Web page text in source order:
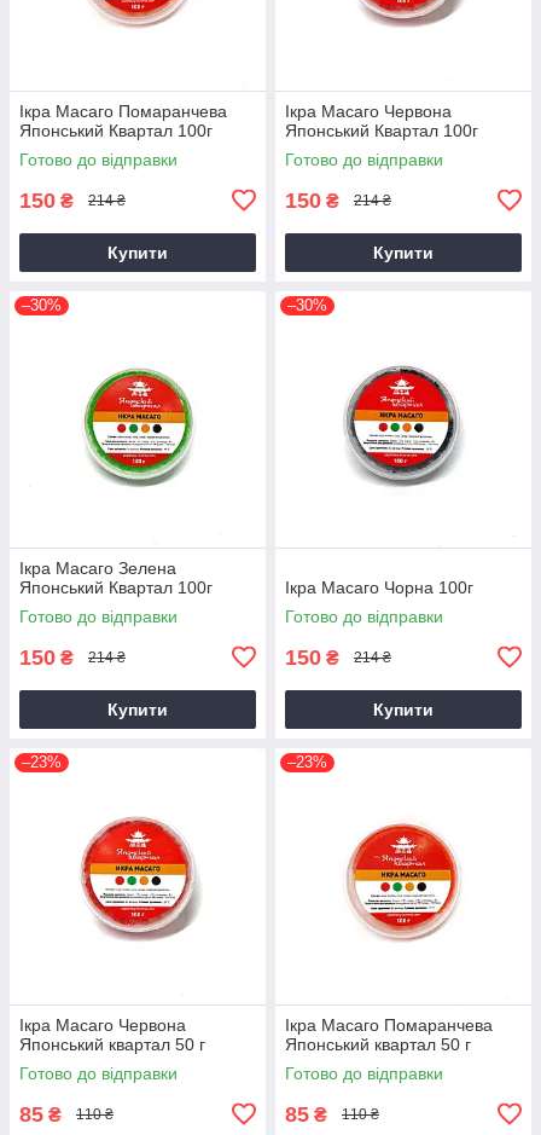
Ікра Масаго Помаранчева
Японський Квартал 100г
Готово до відправки
150 ₴ 214 ₴
Купити
Ікра Масаго Червона
Японський Квартал 100г
Готово до відправки
150 ₴ 214 ₴
Купити
–30%
Ікра Масаго Зелена
Японський Квартал 100г
Готово до відправки
150 ₴ 214 ₴
Купити
–30%
Ікра Масаго Чорна 100г
Готово до відправки
150 ₴ 214 ₴
Купити
–23%
Ікра Масаго Червона
Японський квартал 50 г
Готово до відправки
85 ₴ 110 ₴
–23%
Ікра Масаго Помаранчева
Японський квартал 50 г
Готово до відправки
85 ₴ 110 ₴